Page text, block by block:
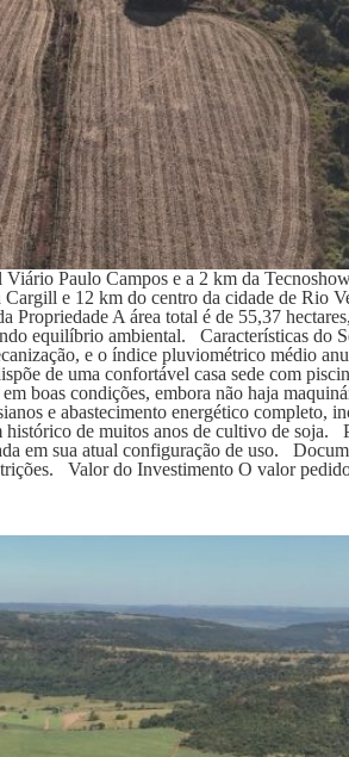
Viário Paulo Campos e a 2 km da
e 12 km do centro da cidade de Rio
Propriedade A área total é de 55,37
equilíbrio ambiental. Características do
e o índice pluviométrico médio
de uma confortável casa sede com
boas condições, embora não haja
e abastecimento energético completo,
de muitos anos de cultivo de soja.
em sua atual configuração de uso.
Valor do Investimento O valor